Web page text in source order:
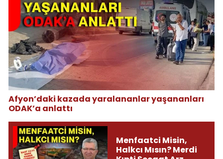
Afyon’daki kazada yaralananlar yaşananları
ODAK’a anlattı
Menfaatci Misin,
Halkcı Mısın? Merdi